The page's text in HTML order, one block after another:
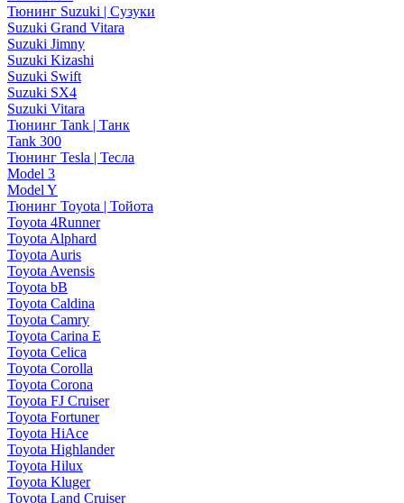
Тюнинг Suzuki | Сузуки
Suzuki Grand Vitara
Suzuki Jimny
Suzuki Kizashi
Suzuki Swift
Suzuki SX4
Suzuki Vitara
Тюнинг Tank | Танк
Tank 300
Тюнинг Tesla | Тесла
Model 3
Model Y
Тюнинг Toyota | Тойота
Toyota 4Runner
Toyota Alphard
Toyota Auris
Toyota Avensis
Toyota bB
Toyota Caldina
Toyota Camry
Toyota Carina E
Toyota Celica
Toyota Corolla
Toyota Corona
Toyota FJ Cruiser
Toyota Fortuner
Toyota HiAce
Toyota Highlander
Toyota Hilux
Toyota Kluger
Toyota Land Cruiser